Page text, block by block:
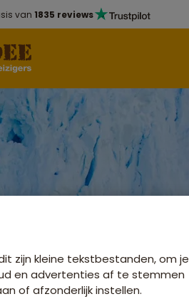
van 1835 reviews
zijn kleine tekstbestanden, om je
en advertenties af te stemmen
of afzonderlijk instellen.